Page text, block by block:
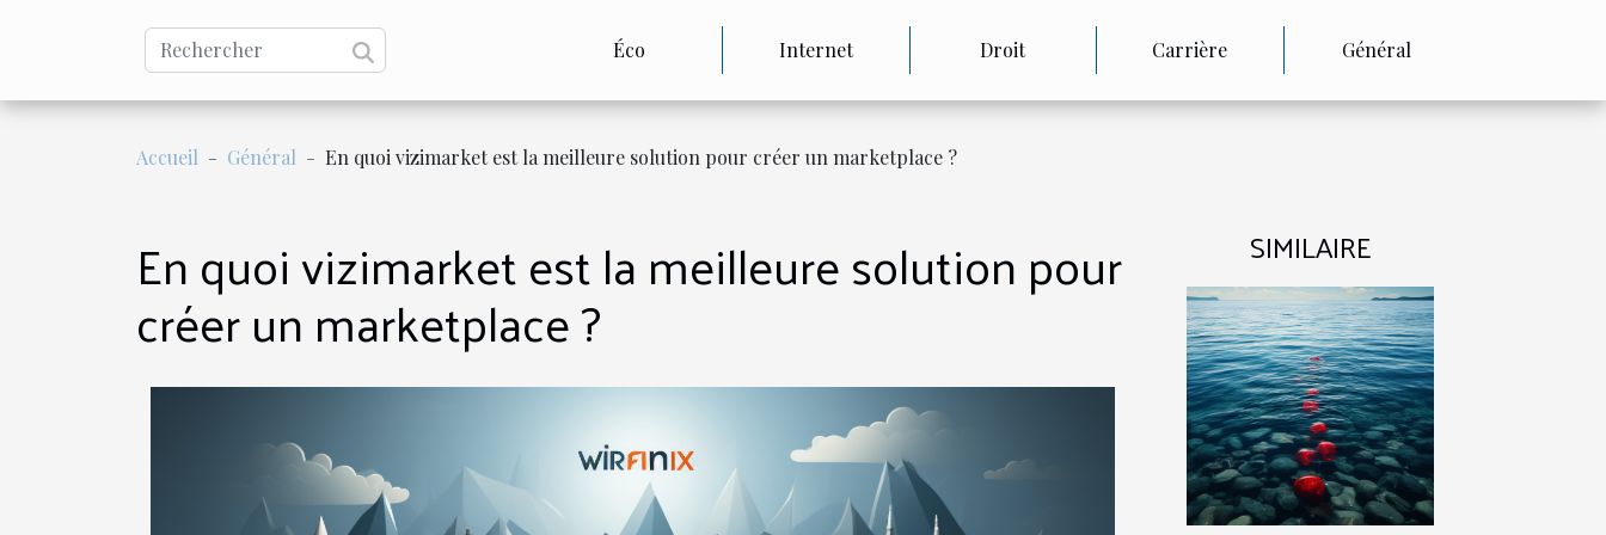
Éco Internet Droit Carrière Général
Accueil Général En quoi vizimarket est la meilleure solution pour créer un marketplace ?
En quoi vizimarket est la meilleure solution pour
créer un marketplace ?
SIMILAIRE